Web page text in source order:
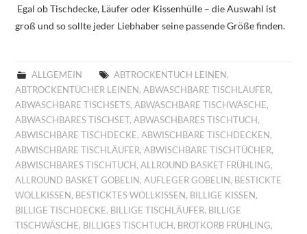
Egal ob Tischdecke, Läufer oder Kissenhülle – die Auswahl ist
groß und so sollte jeder Liebhaber seine passende Größe finden.
ALLGEMEIN ABTROCKENTUCH LEINEN ,
ABTROCKENTÜCHER LEINEN ,ABWASCHBARE TISCHLÄUFER,
ABWASCHBARE TISCHSETS,ABWASCHBARE TISCHWÄSCHE,
ABWASCHBARES TISCHSET,ABWASCHBARES TISCHTUCH ,
ABWISCHBARE TISCHDECKE,ABWISCHBARE TISCHDECKEN ,
ABWISCHBARE TISCHLÄUFER,ABWISCHBARE TISCHTÜCHER,
ABWISCHBARES TISCHTUCH ,ALLROUND BASKET FRÜHLING,
ALLROUND BASKET GOBELIN ,AUFLEGER GOBELIN , BESTICKTE
WOLLKISSEN , BESTICKTES WOLLKISSEN , BILLIGE KISSEN ,
BILLIGE TISCHDECKE, BILLIGE TISCHLÄUFER, BILLIGE
TISCHWÄSCHE, BILLIGES TISCHTUCH , BROTKORB FRÜHLING,